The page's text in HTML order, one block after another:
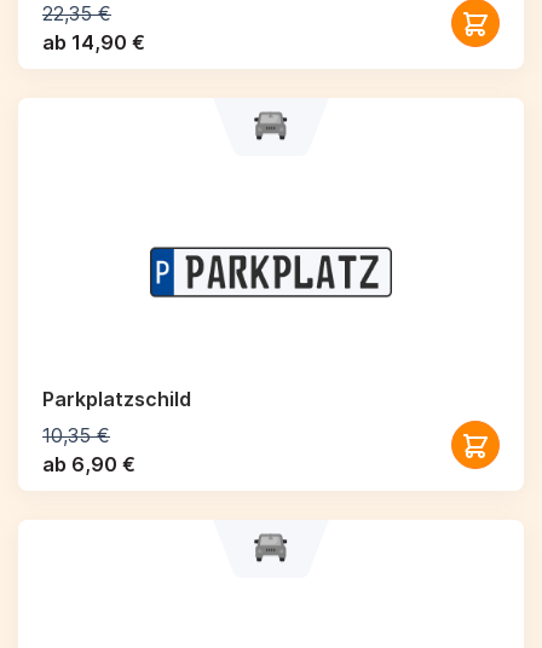
22,35 €
ab 14,90 €
Parkplatzschild
10,35 €
ab 6,90 €